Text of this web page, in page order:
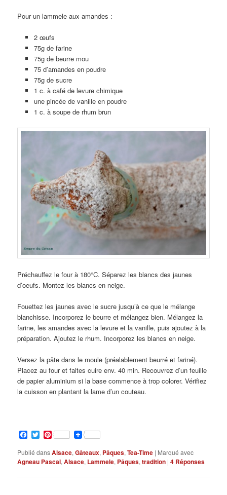
Pour un lammele aux amandes :
2 œufs
75g de farine
75g de beurre mou
75 d’amandes en poudre
75g de sucre
1 c. à café de levure chimique
une pincée de vanille en poudre
1 c. à soupe de rhum brun
Préchauffez le four à 180°C. Séparez les blancs des jaunes
d’oeufs. Montez les blancs en neige.
Fouettez les jaunes avec le sucre jusqu’à ce que le mélange
blanchisse. Incorporez le beurre et mélangez bien. Mélangez la
farine, les amandes avec la levure et la vanille, puis ajoutez à la
préparation. Ajoutez le rhum. Incorporez les blancs en neige.
Versez la pâte dans le moule (préalablement beurré et fariné).
Placez au four et faites cuire env. 40 min. Recouvrez d’un feuille
de papier aluminium si la base commence à trop colorer. Vérifiez
la cuisson en plantant la lame d’un couteau.
Facebook
TwitterPinterest
Publié dansAlsace,Gâteaux, Pâques,Tea-Time | Marqué avec
Agneau Pascal,Alsace, Lammele, Pâques,tradition |4 Réponses